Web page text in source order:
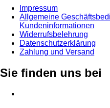
Impressum
Allgemeine
Kundeninformationen
Widerrufsbelehrung
Datenschutzerklärung
Zahlung und Versand
Sie finden uns bei